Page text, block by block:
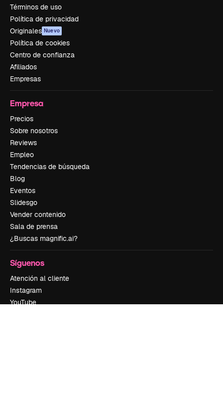
Términos de uso
Política de privacidad
Originales Nuevo
Política de cookies
Centro de confianza
Afiliados
Empresas
Empresa
Precios
Sobre nosotros
Reviews
Empleo
Tendencias de búsqueda
Blog
Eventos
Slidesgo
Vender contenido
Sala de prensa
¿Buscas magnific.ai?
Síguenos
Atención al cliente
Instagram
YouTube